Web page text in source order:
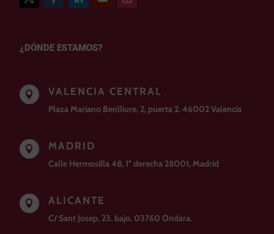
¿DÓNDE ESTAMOS?
 VALENCIA CENTRAL
Plaza Mariano Benlliure, 2, puerta 2. 46002 Valencia
 MADRID
Calle Hermosilla 48, 1º derecha 28001, Madrid
 ALICANTE
C/ Sant Josep, 23. bajo. 03760 Ondara.